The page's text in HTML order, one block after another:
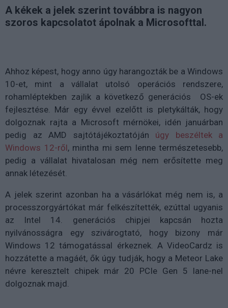
A kékek a jelek szerint továbbra is nagyon
szoros kapcsolatot ápolnak a Microsofttal.
Ahhoz képest, hogy anno úgy harangozták be a Windows
10-et, mint a vállalat utolsó operációs rendszere,
rohamléptekben zajlik a következő generációs OS-ek
fejlesztése. Már egy évvel ezelőtt is pletykálták, hogy
dolgoznak rajta a Microsoft mérnökei, idén januárban
pedig az AMD sajtótájékoztatóján úgy beszéltek a
Windows 12-ről, mintha mi sem lenne természetesebb,
pedig a vállalat hivatalosan még nem erősítette meg
annak létezését.
A jelek szerint azonban ha a vásárlókat még nem is, a
processzorgyártókat már felkészítették, ezúttal ugyanis
az Intel 14. generációs chipjei kapcsán hozta
nyilvánosságra egy szivárogtató, hogy bizony már
Windows 12 támogatással érkeznek. A VideoCardz is
hozzátette a magáét, ők úgy tudják, hogy a Meteor Lake
névre keresztelt chipek már 20 PCIe Gen 5 lane-nel
dolgoznak majd.